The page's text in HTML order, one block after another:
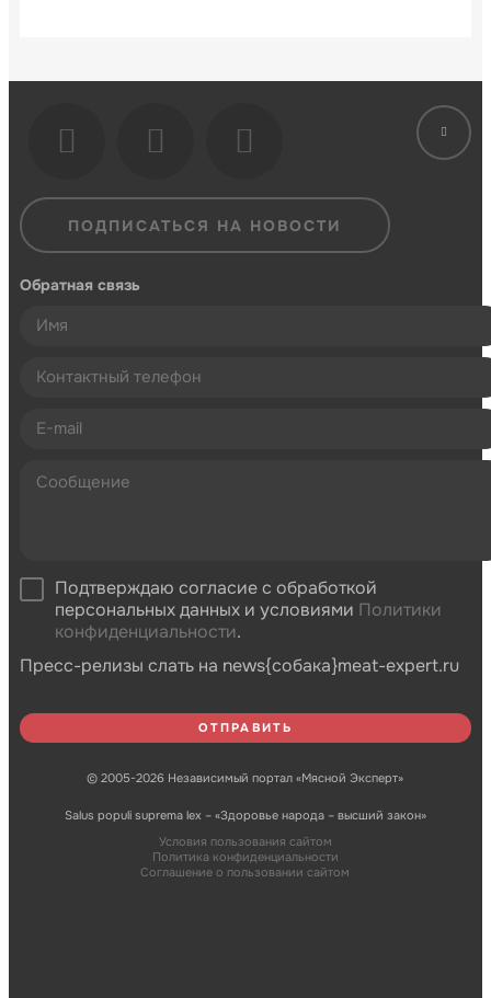
ПОДПИСАТЬСЯ НА НОВОСТИ
Обратная связь
Подтверждаю согласие с обработкой
персональных данных и условиями Политики
конфиденциальности.
Пресс-релизы слать на news{собака}meat-expert.ru
© 2005-2026 Независимый портал «Мясной Эксперт»
Salus populi suprema lex – «Здоровье народа – высший закон»
Условия пользования сайтом
Политика конфиденциальности
Соглашение о пользовании сайтом